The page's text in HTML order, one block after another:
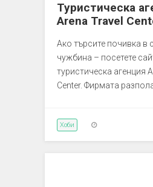
Туристическа
Arena Travel
Ако търсите почивка в
чужбина – посетете
туристическа агенция
Center. Фирмата
Хоби